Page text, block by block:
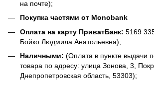
на почте);
Покупка частями от Monobank
Оплата на карту ПриватБанк: 5169
Бойко Людмила Анатольевна);
Наличными: (Оплата в пункте выдачи
товара по адресу: улица Зонова, 3,
Днепропетровская область, 53303);